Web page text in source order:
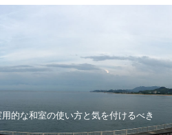
的な和室の使い方と気を付けるべき